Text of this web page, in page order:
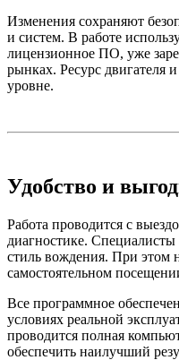
Изменения сохраняют
и систем. В работе
лицензионное ПО, уже
рынках. Ресурс двигателя
уровне.
Удобство и
Работа проводится с
диагностике.
стиль вождения. При этом
самостоятельном
Все программное
условиях реальной
проводится полная
обеспечить наилучший